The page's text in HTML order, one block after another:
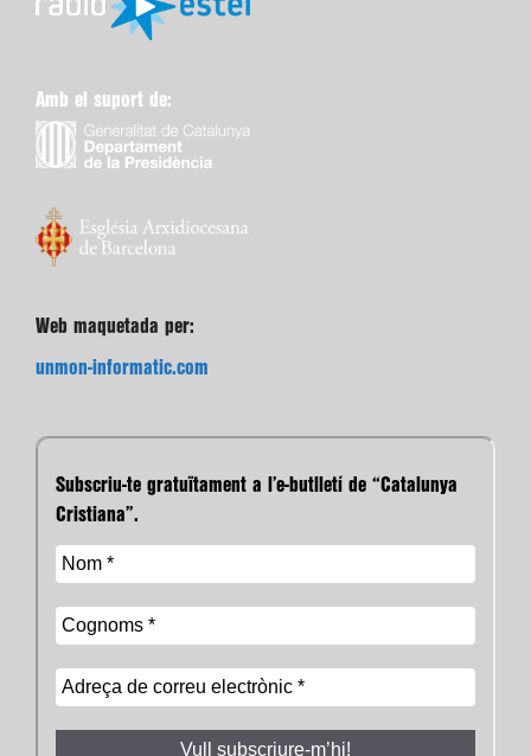
Amb el suport de:
Web maquetada per:
unmon-informatic.com
Subscriu-te gratuïtament a l’e-butlletí de “Catalunya
Cristiana”.